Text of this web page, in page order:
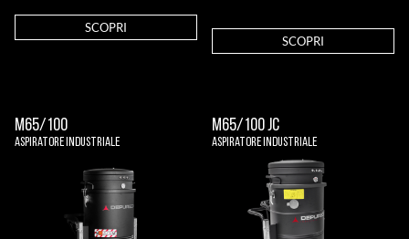
SCOPRI
SCOPRI
M65/100
Aspiratore Industriale
M65/100 JC
Aspiratore Industriale